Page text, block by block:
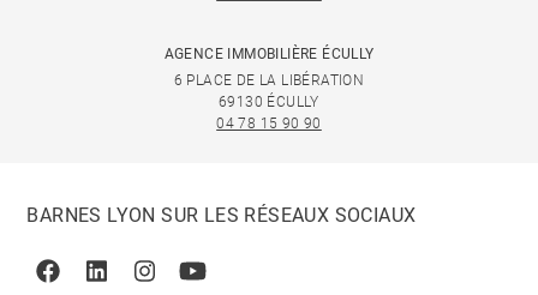
AGENCE IMMOBILIÈRE ÉCULLY
6 PLACE DE LA LIBÉRATION
69130 ÉCULLY
04 78 15 90 90
BARNES LYON SUR LES RÉSEAUX SOCIAUX
FacebookLinkedinInstagramYoutube